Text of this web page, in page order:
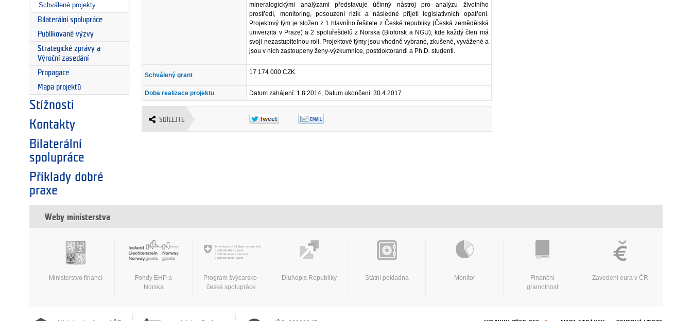
Schválené projekty
Bilaterální spolupráce
Publikované výzvy
Strategické zprávy a
Výroční zasedání
Propagace
Mapa projektů
Stížnosti
Kontakty
Bilaterální
spolupráce
Příklady dobré
praxe
mineralogickými analýzami představuje účinný nástroj pro analýzu životního
prostředí, monitoring, posouzení rizik a následné přijetí legislativních opatření.
Projektový tým je složen z 1 hlavního řešitele z České republiky (Česká zemědělská
univerzita v Praze) a 2 spoluřešitelů z Norska (Bioforsk a NGU), kde každý člen má
svoji nezastupitelnou roli. Projektové týmy jsou vhodně vybrané, zkušené, vyvážené a
jsou v nich zastoupeny ženy-výzkumnice, postdoktorandi a Ph.D. studenti.
Schválený grant 17 174 000 CZK
Doba realizace projektu Datum zahájení: 1.8.2014, Datum ukončení: 30.4.2017
SDÍLEJTE
Weby ministerstva
Ministerstvo financí
Fondy EHP a
Norska
Program švýcarsko-
české spolupráce
Dluhopis Republiky Státní pokladna Monitor
Finanční
gramotnost
Zavedení eura v ČR